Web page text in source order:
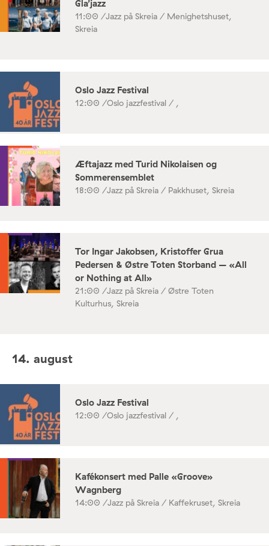
Gla’jazz
11:00 /Jazz på Skreia / Menighetshuset,
Skreia
Oslo Jazz Festival
12:00 /Oslo jazzfestival / ,
Æftajazz med Turid Nikolaisen og
Sommerensemblet
18:00 /Jazz på Skreia / Pakkhuset, Skreia
Tor Ingar Jakobsen, Kristoffer Grua
Pedersen & Østre Toten Storband – «All
or Nothing at All»
21:00 /Jazz på Skreia / Østre Toten
Kulturhus, Skreia
14. august
Oslo Jazz Festival
12:00 /Oslo jazzfestival / ,
Kafékonsert med Palle «Groove»
Wagnberg
14:00 /Jazz på Skreia / Kaffekruset, Skreia